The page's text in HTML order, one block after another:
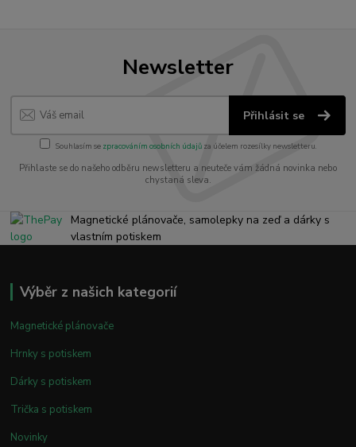
Newsletter
Přihlásit se
Souhlasím se zpracováním osobních údajůza účelem rozesílky newsletteru.
Přihlaste se do našeho odběru newsletteru a neuteče vám žádná novinka nebo
chystaná sleva.
Magnetické plánovače, samolepky na zeď a dárky s
vlastním potiskem
Výběr z našich kategorií
Magnetické plánovače
Hrnky s potiskem
Dárky s potiskem
Trička s potiskem
Novinky